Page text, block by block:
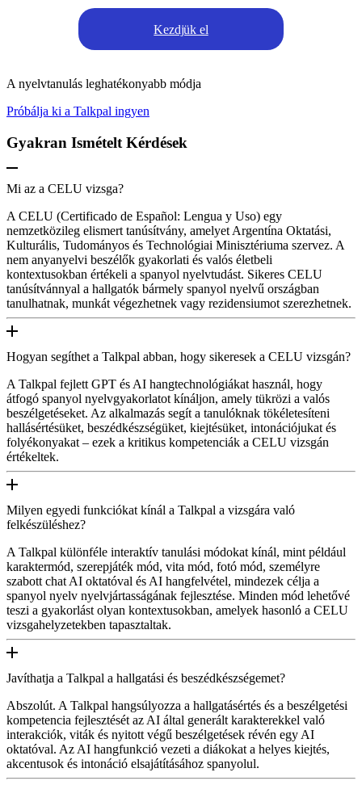
Kezdjük el
A nyelvtanulás leghatékonyabb módja
Próbálja ki a Talkpal ingyen
Gyakran Ismételt Kérdések
Mi az a CELU vizsga?
A CELU (Certificado de Español: Lengua y Uso) egy
nemzetközileg elismert tanúsítvány, amelyet Argentína Oktatási,
Kulturális, Tudományos és Technológiai Minisztériuma szervez. A
nem anyanyelvi beszélők gyakorlati és valós életbeli
kontextusokban értékeli a spanyol nyelvtudást. Sikeres CELU
tanúsítvánnyal a hallgatók bármely spanyol nyelvű országban
tanulhatnak, munkát végezhetnek vagy rezidensiumot szerezhetnek.
Hogyan segíthet a Talkpal abban, hogy sikeresek a CELU vizsgán?
A Talkpal fejlett GPT és AI hangtechnológiákat használ, hogy
átfogó spanyol nyelvgyakorlatot kínáljon, amely tükrözi a valós
beszélgetéseket. Az alkalmazás segít a tanulóknak tökéletesíteni
hallásértésüket, beszédkészségüket, kiejtésüket, intonációjukat és
folyékonyakat – ezek a kritikus kompetenciák a CELU vizsgán
értékeltek.
Milyen egyedi funkciókat kínál a Talkpal a vizsgára való
felkészüléshez?
A Talkpal különféle interaktív tanulási módokat kínál, mint például
karaktermód, szerepjáték mód, vita mód, fotó mód, személyre
szabott chat AI oktatóval és AI hangfelvétel, mindezek célja a
spanyol nyelv nyelvjártasságának fejlesztése. Minden mód lehetővé
teszi a gyakorlást olyan kontextusokban, amelyek hasonló a CELU
vizsgahelyzetekben tapasztaltak.
Javíthatja a Talkpal a hallgatási és beszédkészségemet?
Abszolút. A Talkpal hangsúlyozza a hallgatásértés és a beszélgetési
kompetencia fejlesztését az AI által generált karakterekkel való
interakciók, viták és nyitott végű beszélgetések révén egy AI
oktatóval. Az AI hangfunkció vezeti a diákokat a helyes kiejtés,
akcentusok és intonáció elsajátításához spanyolul.